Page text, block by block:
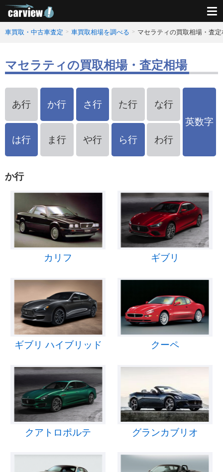
車買取・中古車査定 車買取相場を調べる マセラティの買取相場・査定
マセラティの買取相場・査定相場
あ行 か行 さ行 た行 な行
は行 ま行 や行 ら行 わ行
英数字
か行
カリフ ギブリ
ギブリ ハイブリッド クーペ
クアトロポルテ グランカブリオ